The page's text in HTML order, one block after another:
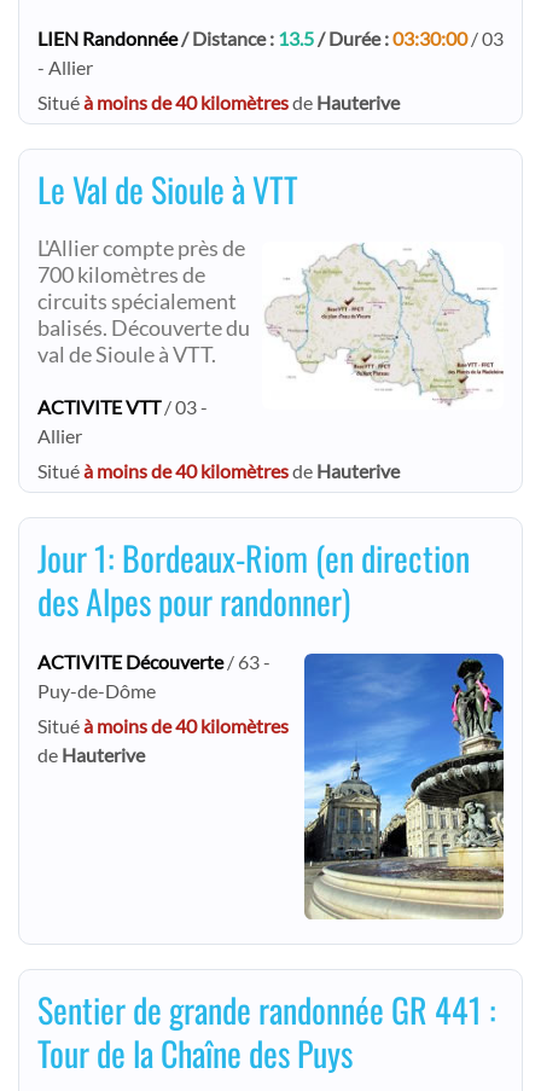
LIEN Randonnée/ Distance : 13.5/ Durée :03:30:00/ 03
- Allier
Situéà moins de 40 kilomètresde Hauterive
Le Val de Sioule à VTT
L'Allier compte près de
700 kilomètres de
circuits spécialement
balisés. Découverte du
val de Sioule à VTT.
ACTIVITE VTT/ 03 -
Allier
Situéà moins de 40 kilomètresde Hauterive
Jour 1: Bordeaux-Riom (en direction
des Alpes pour randonner)
ACTIVITE Découverte/ 63 -
Puy-de-Dôme
Situéà moins de 40 kilomètres
de Hauterive
Sentier de grande randonnée GR 441 :
Tour de la Chaîne des Puys